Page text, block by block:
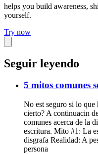
helps you build awareness,
yourself.
Try now
Seguir leyendo
5 mitos comunes
No est seguro si lo que
cierto? A continuacin
comunes acerca de la
escritura. Mito #1: La
disgrafa Realidad: A
persona